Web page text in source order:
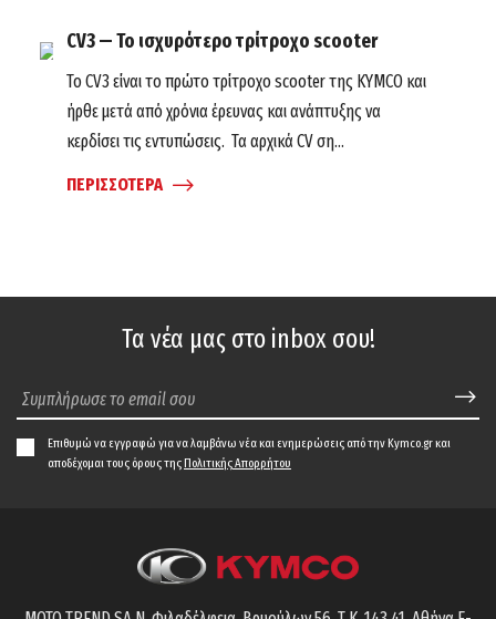
CV3 — Το ισχυρότερο τρίτροχο scooter
Το CV3 είναι το πρώτο τρίτροχο scooter της KYMCO και
ήρθε μετά από χρόνια έρευνας και ανάπτυξης να
κερδίσει τις εντυπώσεις. Τα αρχικά CV ση...
ΠΕΡΙΣΣΟΤΕΡΑ
Τα νέα μας στο inbox σου!
Επιθυμώ να εγγραφώ για να λαμβάνω νέα και ενημερώσεις από την Kymco.gr και
αποδέχομαι τους όρους τηςΠολιτικής Απορρήτου